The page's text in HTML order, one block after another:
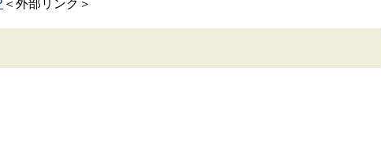
＜外部リンク＞